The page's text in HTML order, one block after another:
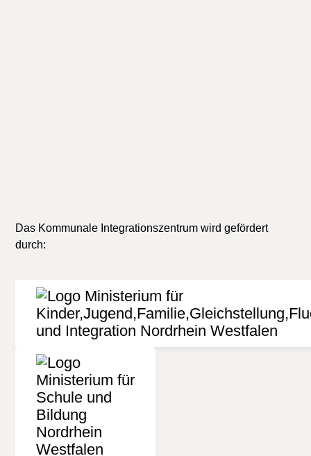
Das Kommunale Integrationszentrum wird gefördert
durch: